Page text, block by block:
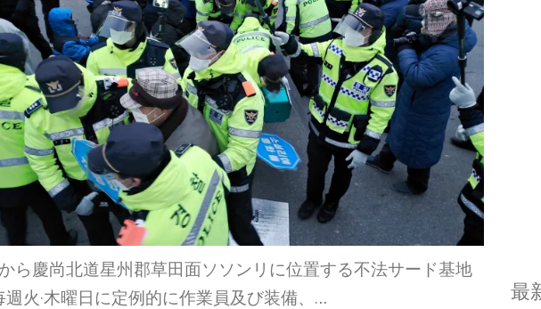
ら慶尚北道星州郡草田面ソソンリに位置する不法サード基地
週火·木曜日に定例的に作業員及び装備、…
最